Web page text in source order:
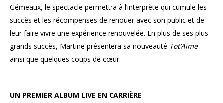
Gémeaux, le spectacle permettra à l’interprète qui cumule les
succès et les récompenses de renouer avec son public et de
leur faire vivre une expérience renouvelée. En plus de ses plus
grands succès, Martine présentera sa nouveauté Tot’Aime
ainsi que quelques coups de cœur.
UN PREMIER ALBUM LIVE EN CARRIÈRE